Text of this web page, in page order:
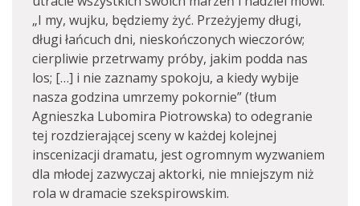
„I my, wujku, będziemy żyć. Przeżyjemy długi,
długi łańcuch dni, nieskończonych wieczorów;
cierpliwie przetrwamy próby, jakim podda nas
los; […] i nie zaznamy spokoju, a kiedy wybije
nasza godzina umrzemy pokornie” (tłum
Agnieszka Lubomira Piotrowska) to odegranie
tej rozdzierającej sceny w każdej kolejnej
inscenizacji dramatu, jest ogromnym wyzwaniem
dla młodej zazwyczaj aktorki, nie mniejszym niż
rola w dramacie szekspirowskim.